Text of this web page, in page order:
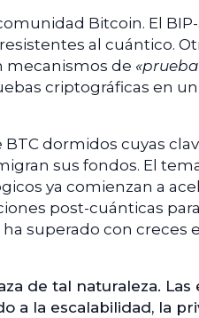
Bitcoin. El
al cuántico.
mecanismos de
criptográficas en
dormidos cuyas
sus fondos. El
ya comienzan a
post-cuánticas
superado con creces
de tal naturaleza. Las
a la escalabilidad, la